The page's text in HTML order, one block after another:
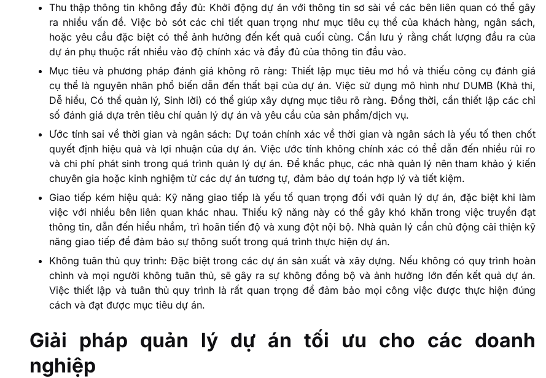
Thu thập thông tin không đầy đủ: Khởi động dự án với thông tin sơ sài về các bên liên quan có thể gây
ra nhiều vấn đề. Việc bỏ sót các chi tiết quan trọng như mục tiêu cụ thể của khách hàng, ngân sách,
hoặc yêu cầu đặc biệt có thể ảnh hưởng đến kết quả cuối cùng. Cần lưu ý rằng chất lượng đầu ra của
dự án phụ thuộc rất nhiều vào độ chính xác và đầy đủ của thông tin đầu vào.
Mục tiêu và phương pháp đánh giá không rõ ràng: Thiết lập mục tiêu mơ hồ và thiếu công cụ đánh giá
cụ thể là nguyên nhân phổ biến dẫn đến thất bại của dự án. Việc sử dụng mô hình như DUMB (Khả thi,
Dễ hiểu, Có thể quản lý, Sinh lời) có thể giúp xây dựng mục tiêu rõ ràng. Đồng thời, cần thiết lập các chỉ
số đánh giá dựa trên tiêu chí quản lý dự án và yêu cầu của sản phẩm/dịch vụ.
Ước tính sai về thời gian và ngân sách: Dự toán chính xác về thời gian và ngân sách là yếu tố then chốt
quyết định hiệu quả và lợi nhuận của dự án. Việc ước tính không chính xác có thể dẫn đến nhiều rủi ro
và chi phí phát sinh trong quá trình quản lý dự án. Để khắc phục, các nhà quản lý nên tham khảo ý kiến
chuyên gia hoặc kinh nghiệm từ các dự án tương tự, đảm bảo dự toán hợp lý và tiết kiệm.
Giao tiếp kém hiệu quả: Kỹ năng giao tiếp là yếu tố quan trọng đối với quản lý dự án, đặc biệt khi làm
việc với nhiều bên liên quan khác nhau. Thiếu kỹ năng này có thể gây khó khăn trong việc truyền đạt
thông tin, dẫn đến hiểu nhầm, trì hoãn tiến độ và xung đột nội bộ. Nhà quản lý cần chủ động cải thiện kỹ
năng giao tiếp để đảm bảo sự thông suốt trong quá trình thực hiện dự án.
Không tuân thủ quy trình: Đặc biệt trong các dự án sản xuất và xây dựng. Nếu không có quy trình hoàn
chỉnh và mọi người không tuân thủ, sẽ gây ra sự không đồng bộ và ảnh hưởng lớn đến kết quả dự án.
Việc thiết lập và tuân thủ quy trình là rất quan trọng để đảm bảo mọi công việc được thực hiện đúng
cách và đạt được mục tiêu dự án.
Giải pháp quản lý dự án tối ưu cho các doanh
nghiệp